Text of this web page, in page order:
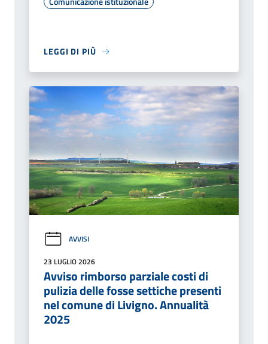
LEGGI DI PIÙ
AVVISI
23 LUGLIO 2026
Avviso rimborso parziale costi di
pulizia delle fosse settiche presenti
nel comune di Livigno. Annualità
2025